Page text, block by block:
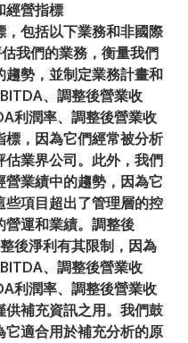
經營指標
包括以下業務和非國際
我們的業務，衡量我們
趨勢，並制定業務計畫和
、調整後營業收
利潤率、調整後營業收
標，因為它們經常被分析
估業界公司。此外，我們
業績中的趨勢，因為它
項目超出了管理層的控
營運和業績。調整後
後淨利有其限制，因為
、調整後營業收
利潤率、調整後營業收
供補充資訊之用。我們鼓
適合用於補充分析的原